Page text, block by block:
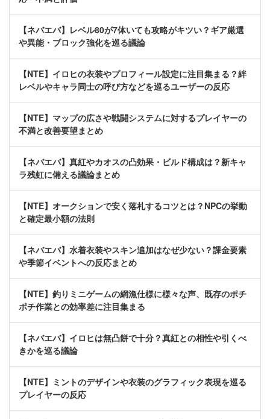
【ネバエバ】レベル80が7体いても攻略がキツい？ギア厳選
や異能・ブロック強化を巡る議論
【NTE】イロヒの衣装やプロフィール設定に注目集まる？絆
レベルやキャラ同士の呼び方などを巡るユーザーの反応
【NTE】マップの広さや戦闘システムに対するプレイヤーの
不満と改善要望まとめ
【ネバエバ】真紅やカオスの凸効果・ビルド構成は？新キャ
ラ残虹に備える議論まとめ
【NTE】オークションで安く落札するコツとは？NPCの挙動
と確定最小額の法則
【ネバエバ】水着衣装やスキン追加はなぜ少ない？課金要素
や季節イベントへの反応まとめ
【NTE】釣りミニゲームの網漁仕様に様々な声、既存のポチ
ポチ作業との効率差に注目集まる
【ネバエバ】イロヒは無凸餅で十分？真紅との相性や引くべ
きかを巡る議論
【NTE】ミントのデザインや衣装のグラフィック表現を巡る
プレイヤーの反応